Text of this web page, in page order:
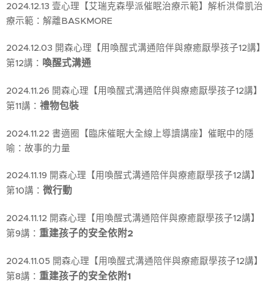
2024.12.13 壹心理【艾瑞克森學派催眠治療示範】解析洪偉凱治
療示範：解離BASKMORE
2024.12.03 開森心理【用喚醒式溝通陪伴與療癒厭學孩子12講】
第12講： 喚醒式溝通
2024.11.26 開森心理【用喚醒式溝通陪伴與療癒厭學孩子12講】
第11講： 禮物包裝
2024.11.22 書適圈【臨床催眠大全線上導讀講座】催眠中的隱
喻：故事的力量
2024.11.19 開森心理【用喚醒式溝通陪伴與療癒厭學孩子12講】
第10講： 微行動
2024.11.12 開森心理【用喚醒式溝通陪伴與療癒厭學孩子12講】
第9講： 重建孩子的安全依附2
2024.11.05 開森心理【用喚醒式溝通陪伴與療癒厭學孩子12講】
第8講： 重建孩子的安全依附1